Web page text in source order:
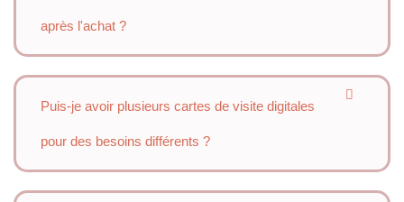
après l'achat ?
Puis-je avoir plusieurs cartes de visite digitales
pour des besoins différents ?